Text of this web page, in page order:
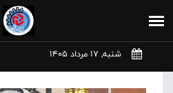
شنبه, 17 مرداد 1405